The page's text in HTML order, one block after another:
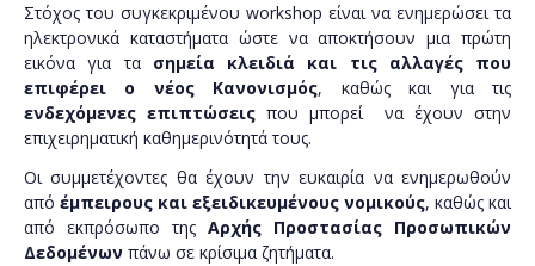
Στόχος του συγκεκριμένου workshop είναι να ενημερώσει τα
ηλεκτρονικά καταστήματα ώστε να αποκτήσουν μια πρώτη
εικόνα για τα σημεία κλειδιά και τις αλλαγές που
επιφέρει ο νέος Κανονισμός, καθώς και για τις
ενδεχόμενες επιπτώσεις που μπορεί να έχουν στην
επιχειρηματική καθημερινότητά τους.
Οι συμμετέχοντες θα έχουν την ευκαιρία να ενημερωθούν
από έμπειρους και εξειδικευμένους νομικούς, καθώς και
από εκπρόσωπο της Αρχής Προστασίας Προσωπικών
Δεδομένων πάνω σε κρίσιμα ζητήματα.